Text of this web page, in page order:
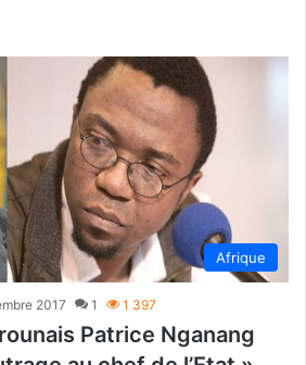
Afrique
2017 1 1 397
Patrice Nganang